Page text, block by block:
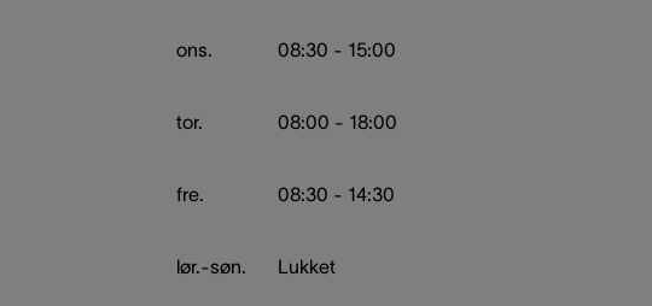
ons. 08:30 - 15:00
tor. 08:00 - 18:00
fre. 08:30 - 14:30
lør.-søn. Lukket